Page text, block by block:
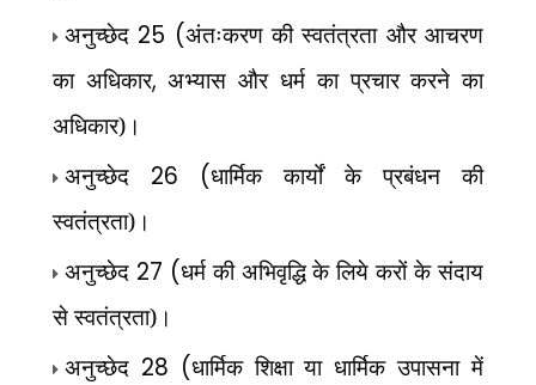
अनुच्छेद 25 (अंतःकरण की स्वतंत्रता और आचरण
का अधिकार,अभ्यास और धर्म का प्रचार करने का
अधिकार)।
अनुच्छेद 26 (धार्मिक कार्यों के प्रबंधन की
स्वतंत्रता)।
अनुच्छेद 27 (धर्म की अभिवृद्धि के लिये करों के संदाय
से स्वतंत्रता)।
अनुच्छेद 28 (धार्मिक शिक्षा या धार्मिक उपासना में